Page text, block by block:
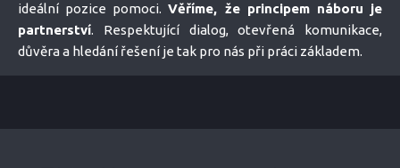
ideální pozice pomoci.Věříme, že principem náboru je
partnerství. Respektující dialog, otevřená komunikace,
důvěra a hledání řešení je tak pro nás při práci základem.